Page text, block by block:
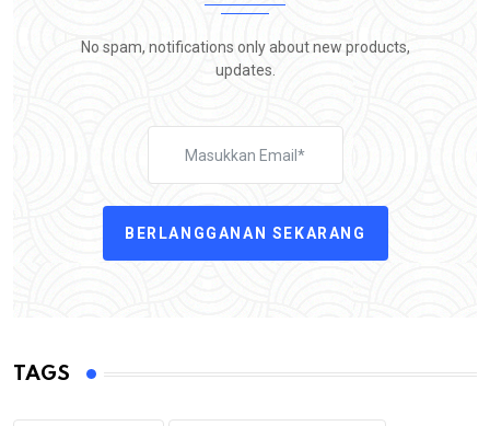
No spam, notifications only about new products,
updates.
BERLANGGANAN SEKARANG
TAGS